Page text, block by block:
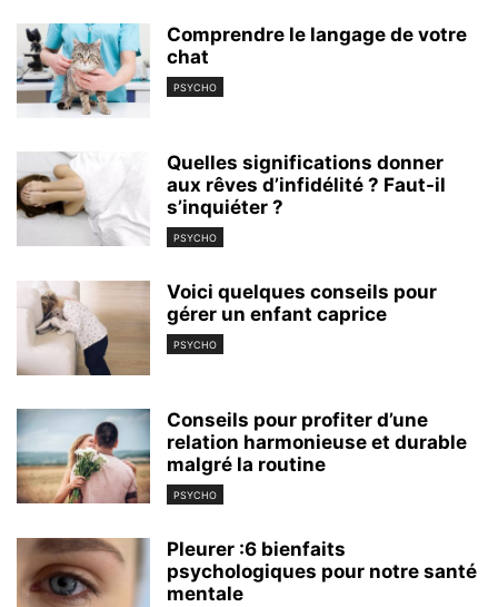
Comprendre le langage de votre
chat
PSYCHO
Quelles significations donner
aux rêves d’infidélité ? Faut-il
s’inquiéter ?
PSYCHO
Voici quelques conseils pour
gérer un enfant caprice
PSYCHO
Conseils pour profiter d’une
relation harmonieuse et durable
malgré la routine
PSYCHO
Pleurer :6 bienfaits
psychologiques pour notre santé
mentale